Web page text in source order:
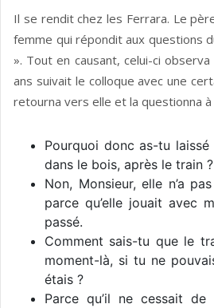
Il se rendit chez les Ferrara. Le
femme qui répondit aux questions
». Tout en causant, celui-ci
ans suivait le colloque avec une
retourna vers elle et la questionna
Pourquoi donc as-tu
dans le bois, après le train ?
Non, Monsieur, elle n’a
parce qu’elle jouait avec
passé.
Comment sais-tu que le
moment-là, si tu ne
étais ?
Parce qu’il ne cessait